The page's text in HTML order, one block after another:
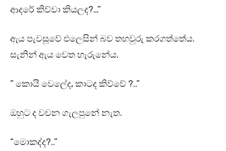
ආදරේ කිව්වා කියලද?…”
ඇය පැවසූවේ එලෙසින් බව තහවුරු කරගත්තේය.
සැනින් ඇය වෙත හැරුනේය.
” කොයි වෙලේද, කාටද කිව්වේ ?..”
ඔහුට ද වචන ගැලපුනේ නැත.
“මොකද්ද?..”